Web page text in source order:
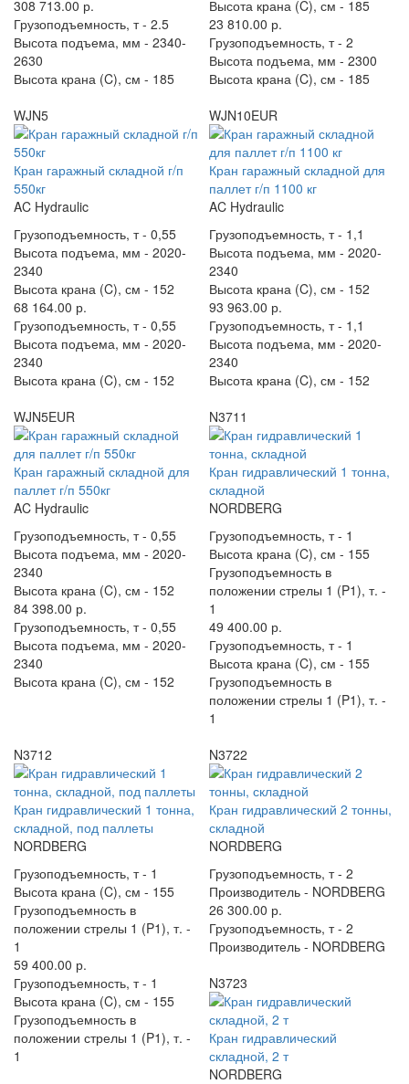
308 713.00 р.
Грузоподъемность, т - 2.5
Высота подъема, мм - 2340-
2630
Высота крана (C), см - 185
Высота крана (C), см - 185
23 810.00 р.
Грузоподъемность, т - 2
Высота подъема, мм - 2300
Высота крана (C), см - 185
WJN5
Кран гаражный складной г/п
550кг
AC Hydraulic
Грузоподъемность, т - 0,55
Высота подъема, мм - 2020-
2340
Высота крана (C), см - 152
68 164.00 р.
Грузоподъемность, т - 0,55
Высота подъема, мм - 2020-
2340
Высота крана (C), см - 152
WJN10EUR
Кран гаражный складной для
паллет г/п 1100 кг
AC Hydraulic
Грузоподъемность, т - 1,1
Высота подъема, мм - 2020-
2340
Высота крана (C), см - 152
93 963.00 р.
Грузоподъемность, т - 1,1
Высота подъема, мм - 2020-
2340
Высота крана (C), см - 152
WJN5EUR
Кран гаражный складной для
паллет г/п 550кг
AC Hydraulic
Грузоподъемность, т - 0,55
Высота подъема, мм - 2020-
2340
Высота крана (C), см - 152
84 398.00 р.
Грузоподъемность, т - 0,55
Высота подъема, мм - 2020-
2340
Высота крана (C), см - 152
N3711
Кран гидравлический 1 тонна,
складной
NORDBERG
Грузоподъемность, т - 1
Высота крана (C), см - 155
Грузоподъемность в
положении стрелы 1 (P1), т. -
1
49 400.00 р.
Грузоподъемность, т - 1
Высота крана (C), см - 155
Грузоподъемность в
положении стрелы 1 (P1), т. -
1
N3712
Кран гидравлический 1 тонна,
складной, под паллеты
NORDBERG
Грузоподъемность, т - 1
Высота крана (C), см - 155
Грузоподъемность в
положении стрелы 1 (P1), т. -
1
59 400.00 р.
Грузоподъемность, т - 1
Высота крана (C), см - 155
Грузоподъемность в
положении стрелы 1 (P1), т. -
1
N3722
Кран гидравлический 2 тонны,
складной
NORDBERG
Грузоподъемность, т - 2
Производитель - NORDBERG
26 300.00 р.
Грузоподъемность, т - 2
Производитель - NORDBERG
N3723
Кран гидравлический
складной, 2 т
NORDBERG